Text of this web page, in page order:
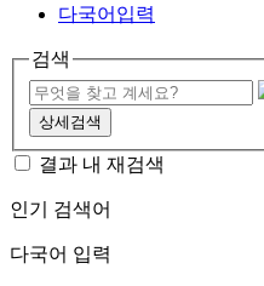
다국어입력
검색
상세검색
결과 내 재검색
인기 검색어
다국어 입력